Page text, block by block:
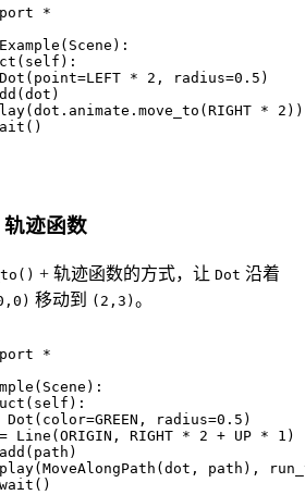
*
* 2, radius=0.5)
* 2))
轨迹函数
+ 轨迹函数的方式，让 Dot 沿着
移动到 (2,3) 。
*
Dot(color=GREEN, radius=0.5)
Line(ORIGIN, RIGHT * 2 + UP * 1)
path),